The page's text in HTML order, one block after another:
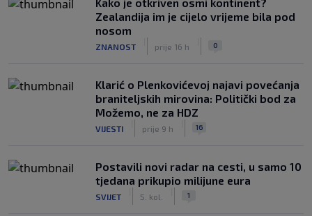
Zealandija im je cijelo vrijeme bila pod
nosom
ZNANOST prije 16 h 0
Klarić o Plenkovićevoj najavi povećanja
braniteljskih mirovina: Politički bod za
Možemo, ne za HDZ
VIJESTI prije 9 h 16
Postavili novi radar na cesti, u samo 10
tjedana prikupio milijune eura
SVIJET 5. kol. 1